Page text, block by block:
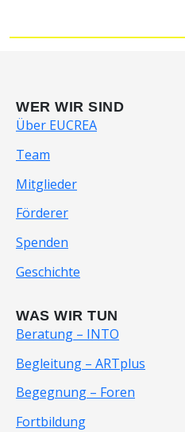
WER WIR SIND
Über EUCREA
Team
Mitglieder
Förderer
Spenden
Geschichte
WAS WIR TUN
Beratung – INTO
Begleitung – ARTplus
Begegnung – Foren
Fortbildung